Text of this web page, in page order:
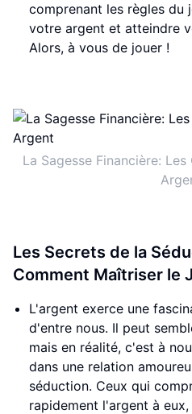
comprenant les règles du
votre argent et atteindre
Alors, à vous de jouer !
La Sagesse Financière:
Les Secrets de la
Comment Maîtriser le
L'argent exerce une
d'entre nous. Il peut
mais en réalité, c'est à
dans une relation
séduction. Ceux qui
rapidement l'argent à